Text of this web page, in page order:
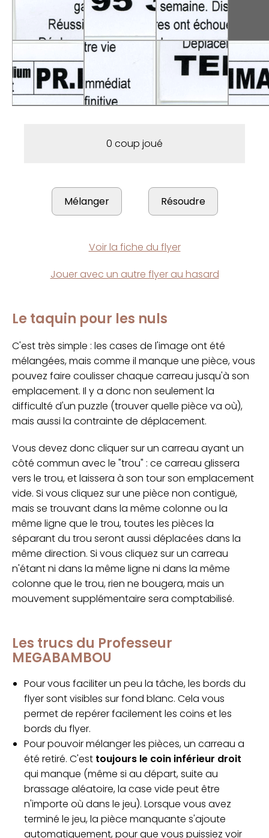
0 coup joué
Voir la fiche du flyer
Jouer avec un autre flyer au hasard
Le taquin pour les nuls
C'est très simple : les cases de l'image ont été
mélangées, mais comme il manque une pièce, vous
pouvez faire coulisser chaque carreau jusqu'à son
emplacement. Il y a donc non seulement la
difficulté d'un puzzle (trouver quelle pièce va où),
mais aussi la contrainte de déplacement.
Vous devez donc cliquer sur un carreau ayant un
côté commun avec le "trou" : ce carreau glissera
vers le trou, et laissera à son tour son emplacement
vide. Si vous cliquez sur une pièce non contiguë,
mais se trouvant dans la même colonne ou la
même ligne que le trou, toutes les pièces la
séparant du trou seront aussi déplacées dans la
même direction. Si vous cliquez sur un carreau
n'étant ni dans la même ligne ni dans la même
colonne que le trou, rien ne bougera, mais un
mouvement supplémentaire sera comptabilisé.
Les trucs du Professeur
MEGABAMBOU
Pour vous faciliter un peu la tâche, les bords du
flyer sont visibles sur fond blanc. Cela vous
permet de repérer facilement les coins et les
bords du flyer.
Pour pouvoir mélanger les pièces, un carreau a
été retiré. C'est toujours le coin inférieur droit
qui manque (même si au départ, suite au
brassage aléatoire, la case vide peut être
n'importe où dans le jeu). Lorsque vous avez
terminé le jeu, la pièce manquante s'ajoute
automatiquement, pour que vous puissiez voir